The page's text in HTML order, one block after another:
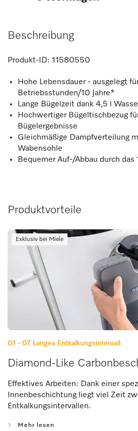
Beschreibung
Produkt-ID: 11580550
Hohe Lebensdauer - ausgelegt
Betriebsstunden/10 Jahre*
Lange Bügelzeit dank 4,5 l
Hochwertiger Bügeltischbezug
Bügelergebnisse
Gleichmäßige Dampfverteilung
Wabensohle
Bequemer Auf-/Abbau durch
Produktvorteile
Exklusiv bei Miele
01 - 07 Langes Entkalkungsintervall
Diamond-Like
Effektives Arbeiten: Dank einer
Innenbeschichtung liegt viel Zeit
Entkalkungsintervallen.
Mehr lesen